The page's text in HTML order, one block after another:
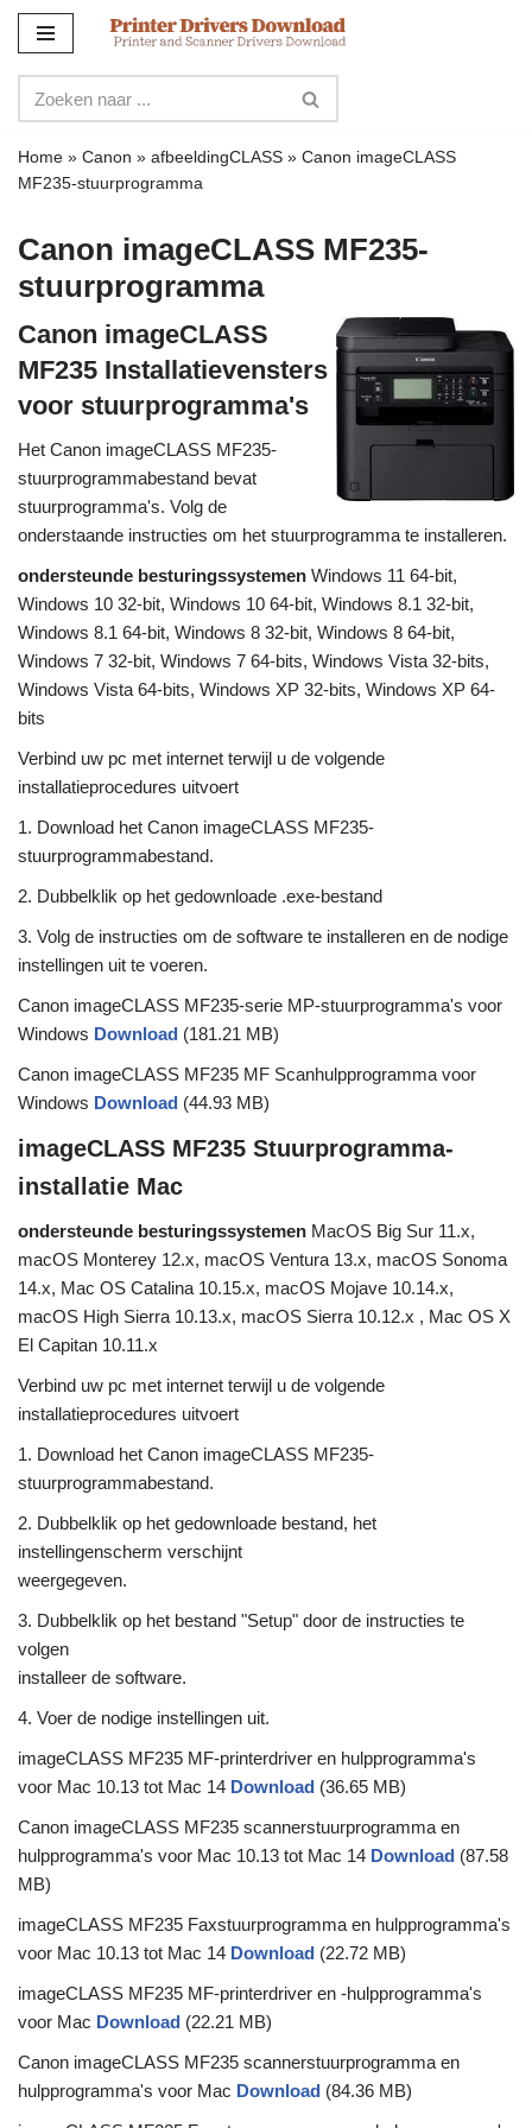
naar
de
inhoud
Home » Canon » afbeeldingCLASS » Canon imageCLASS
MF235-stuurprogramma
Canon imageCLASS MF235-
stuurprogramma
Canon imageCLASS
MF235 Installatievensters
voor stuurprogramma's
Het Canon imageCLASS MF235-
stuurprogrammabestand bevat
stuurprogramma's. Volg de
onderstaande instructies om het stuurprogramma te installeren.
ondersteunde besturingssystemen Windows 11 64-bit,
Windows 10 32-bit, Windows 10 64-bit, Windows 8.1 32-bit,
Windows 8.1 64-bit, Windows 8 32-bit, Windows 8 64-bit,
Windows 7 32-bit, Windows 7 64-bits, Windows Vista 32-bits,
Windows Vista 64-bits, Windows XP 32-bits, Windows XP 64-
bits
Verbind uw pc met internet terwijl u de volgende
installatieprocedures uitvoert
1. Download het Canon imageCLASS MF235-
stuurprogrammabestand.
2. Dubbelklik op het gedownloade .exe-bestand
3. Volg de instructies om de software te installeren en de nodige
instellingen uit te voeren.
Canon imageCLASS MF235-serie MP-stuurprogramma's voor
Windows Download (181.21 MB)
Canon imageCLASS MF235 MF Scanhulpprogramma voor
Windows Download (44.93 MB)
imageCLASS MF235 Stuurprogramma-
installatie Mac
ondersteunde besturingssystemen MacOS Big Sur 11.x,
macOS Monterey 12.x, macOS Ventura 13.x, macOS Sonoma
14.x, Mac OS Catalina 10.15.x, macOS Mojave 10.14.x,
macOS High Sierra 10.13.x, macOS Sierra 10.12.x , Mac OS X
El Capitan 10.11.x
Verbind uw pc met internet terwijl u de volgende
installatieprocedures uitvoert
1. Download het Canon imageCLASS MF235-
stuurprogrammabestand.
2. Dubbelklik op het gedownloade bestand, het
instellingenscherm verschijnt
weergegeven.
3. Dubbelklik op het bestand "Setup" door de instructies te
volgen
installeer de software.
4. Voer de nodige instellingen uit.
imageCLASS MF235 MF-printerdriver en hulpprogramma's
voor Mac 10.13 tot Mac 14 Download (36.65 MB)
Canon imageCLASS MF235 scannerstuurprogramma en
hulpprogramma's voor Mac 10.13 tot Mac 14 Download (87.58
MB)
imageCLASS MF235 Faxstuurprogramma en hulpprogramma's
voor Mac 10.13 tot Mac 14 Download (22.72 MB)
imageCLASS MF235 MF-printerdriver en -hulpprogramma's
voor Mac Download (22.21 MB)
Canon imageCLASS MF235 scannerstuurprogramma en
hulpprogramma's voor Mac Download (84.36 MB)